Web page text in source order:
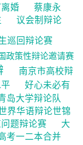
婚
蔡康永
议会制辩论
巡回辩论赛
政策性辩论邀请赛
南京市高校辩
好心未必有
岛大学辩论队
界华语辩论世锦
题辩论赛
大
考一二本合并